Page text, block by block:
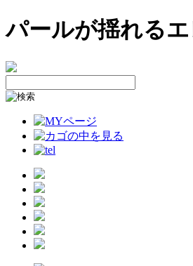
パールが揺れる